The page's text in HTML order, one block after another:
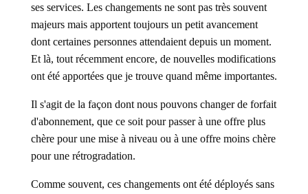
ses services. Les changements ne sont pas très souvent
majeurs mais apportent toujours un petit avancement
dont certaines personnes attendaient depuis un moment.
Et là, tout récemment encore, de nouvelles modifications
ont été apportées que je trouve quand même importantes.
Il s'agit de la façon dont nous pouvons changer de forfait
d'abonnement, que ce soit pour passer à une offre plus
chère pour une mise à niveau ou à une offre moins chère
pour une rétrogradation.
Comme souvent, ces changements ont été déployés sans